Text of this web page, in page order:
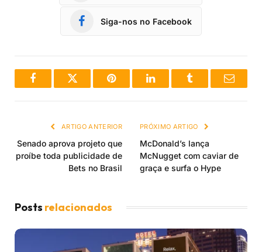
Siga-nos no Facebook
FacebookTwitter Pinterest LinkedInTumblr Email
ARTIGO ANTERIOR
Senado aprova projeto que
proíbe toda publicidade de
Bets no Brasil
PRÓXIMO ARTIGO
McDonald’s lança
McNugget com caviar de
graça e surfa o Hype
Posts relacionados